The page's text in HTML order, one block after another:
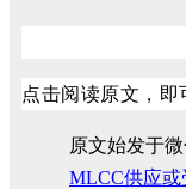
点击阅读原文，即
原文始发于
MLCC供应或